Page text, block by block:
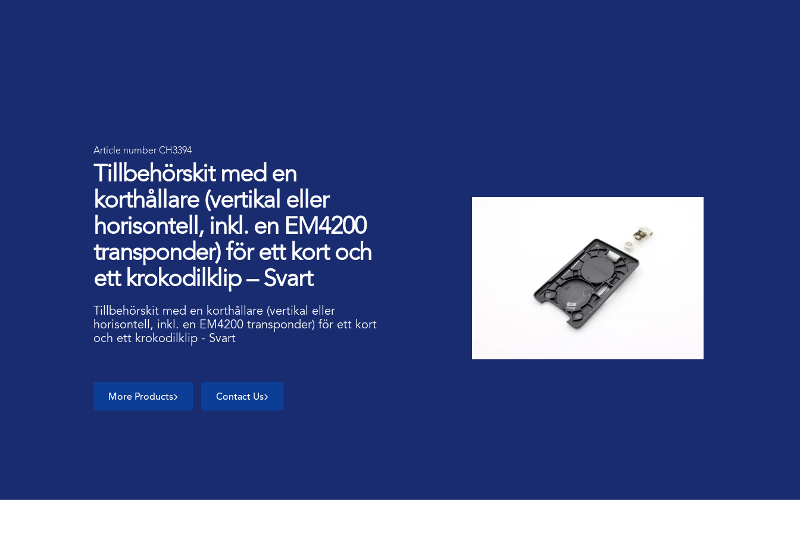
Article number CH3394
Tillbehörskit med en
korthållare (vertikal eller
horisontell, inkl. en EM4200
transponder) för ett kort och
ett krokodilklip – Svart
Tillbehörskit med en korthållare (vertikal eller
horisontell, inkl. en EM4200 transponder) för ett kort
och ett krokodilklip - Svart
More Products Contact Us